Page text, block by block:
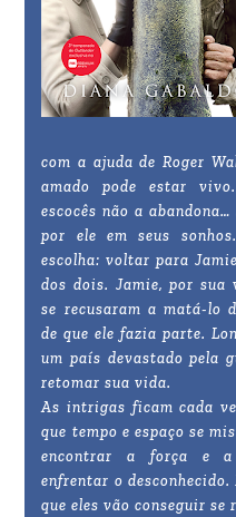
com a ajuda de Roger
amado pode estar
escocês não a
por ele em seus
escolha: voltar para
dos dois. Jamie, por sua
se recusaram a matá-lo
de que ele fazia parte.
um país devastado pela
retomar sua vida.
As intrigas ficam cada
que tempo e espaço se
encontrar a força e a
enfrentar o
que eles vão conseguir se